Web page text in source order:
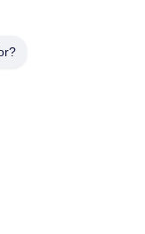
Litz-draad voor